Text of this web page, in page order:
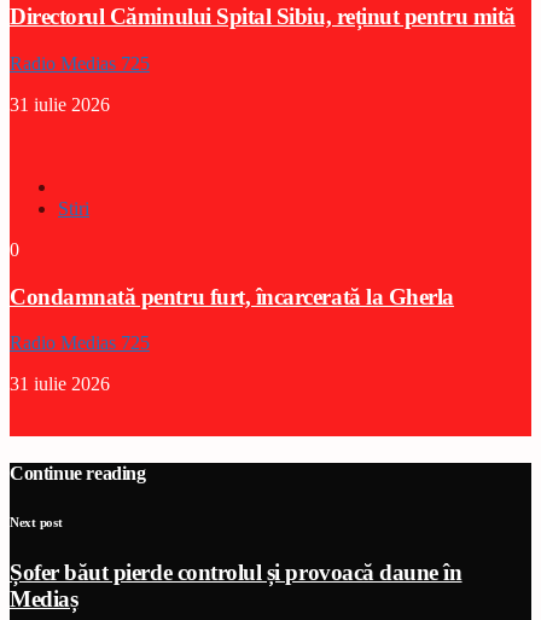
Directorul Căminului Spital Sibiu, reținut pentru mită
Radio Medias 725
31 iulie 2026
Stiri
0
Condamnată pentru furt, încarcerată la Gherla
Radio Medias 725
31 iulie 2026
Continue reading
Next post
Șofer băut pierde controlul și provoacă daune în
Mediaș